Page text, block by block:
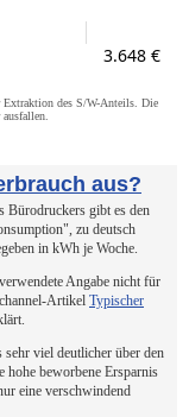
3.648 €
Extraktion des S/W-Anteils. Die
aus?
Bürodruckers gibt es den
zu deutsch
in kWh je Woche.
Angabe nicht für
Artikel Typischer
viel deutlicher über den
hohe beworbene Ersparnis
eine verschwindend